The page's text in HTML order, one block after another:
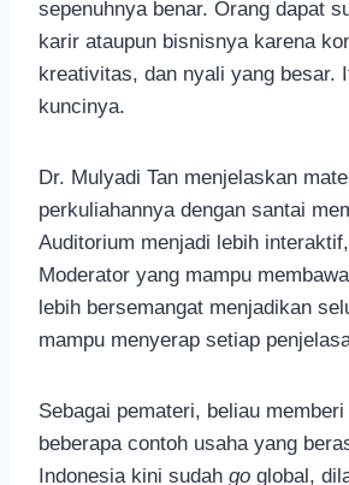
sepenuhnya benar. Orang dapat
karir ataupun bisnisnya karena
kreativitas, dan nyali yang besar.
kuncinya.
Dr. Mulyadi Tan menjelaskan
perkuliahannya dengan santai
Auditorium menjadi lebih
Moderator yang mampu
lebih bersemangat menjadikan
mampu menyerap setiap
Sebagai pemateri, beliau
beberapa contoh usaha yang
Indonesia kini sudah go global,